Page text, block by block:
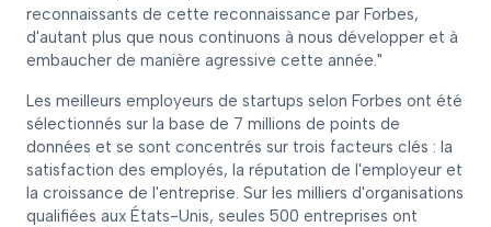
reconnaissants de cette reconnaissance par Forbes,
d'autant plus que nous continuons à nous développer et à
embaucher de manière agressive cette année."
Les meilleurs employeurs de startups selon Forbes ont été
sélectionnés sur la base de 7 millions de points de
données et se sont concentrés sur trois facteurs clés : la
satisfaction des employés, la réputation de l'employeur et
la croissance de l'entreprise. Sur les milliers d'organisations
qualifiées aux États-Unis, seules 500 entreprises ont